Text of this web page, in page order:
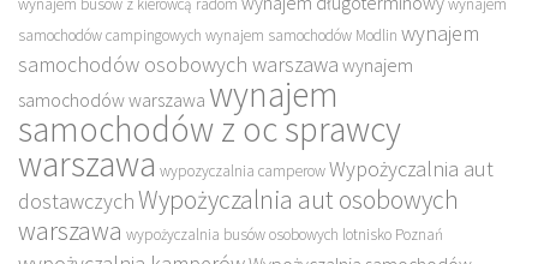
samochodów campingowych wynajem samochodów Modlin wynajem
samochodów osobowych warszawa wynajem
samochodów warszawa wynajem
samochodów z oc sprawcy
warszawa wypozyczalnia camperowWypożyczalnia aut
dostawczychWypożyczalnia aut osobowych
warszawa wypożyczalnia busów osobowych lotnisko Poznań